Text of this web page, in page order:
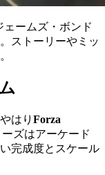
ェームズ・ボンド
ストーリーやミッ
はり Forza
ズはアーケード
完成度とスケール